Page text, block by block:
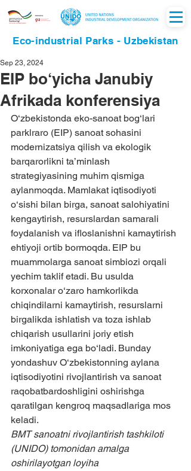
Eco-industrial Parks - Uzbekistan
EIP bo‘yicha Janubiy
Afrikada konferensiya
Sep 23, 2024
O‘zbekistonda eko-sanoat bog‘lari
parklraro (EIP) sanoat sohasini
modernizatsiya qilish va ekologik
barqarorlikni ta’minlash
strategiyasining muhim qismiga
aylanmoqda. Mamlakat iqtisodiyoti
o‘sishi bilan birga, sanoat salohiyatini
kengaytirish, resurslardan samarali
foydalanish va ifloslanishni kamaytirish
ehtiyoji ortib bormoqda. EIP bu
muammolarga sanoat simbiozi orqali
yechim taklif etadi. Bu usulda
korxonalar o‘zaro hamkorlikda
chiqindilarni kamaytirish, resurslarni
birgalikda ishlatish va toza ishlab
chiqarish usullarini joriy etish
imkoniyatiga ega bo‘ladi. Bunday
yondashuv O‘zbekistonning aylana
iqtisodiyotini rivojlantirish va sanoat
raqobatbardoshligini oshirishga
qaratilgan kengroq maqsadlariga mos
keladi.
BMT sanoatni rivojlantirish tashkiloti
(UNIDO) tomonidan amalga
oshirilayotgan loyiha